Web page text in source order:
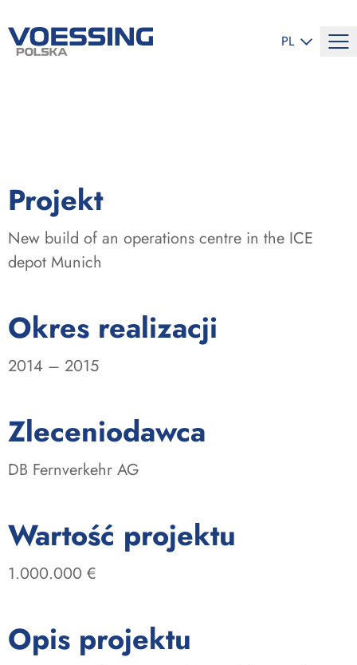
PL
Projekt
New build of an operations centre in the ICE
depot Munich
Okres realizacji
2014 – 2015
Zleceniodawca
DB Fernverkehr AG
Wartość projektu
1.000.000 €
Opis projektu